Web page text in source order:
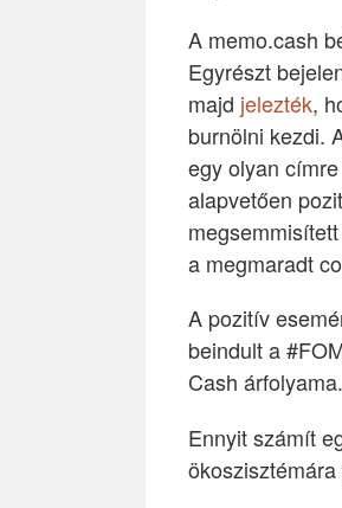
A memo.cash
Egyrészt
majd jelezték,
burnölni kezdi.
egy olyan
alapvetően
a megmaradt
A pozitív
beindult a
Cash árfolyama.
Ennyit számít